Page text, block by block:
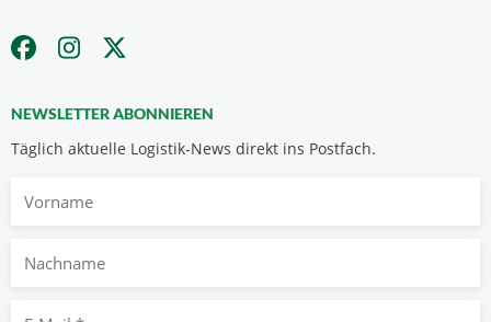
NEWSLETTER ABONNIEREN
Täglich aktuelle Logistik-News direkt ins Postfach.
Vorname
Nachname